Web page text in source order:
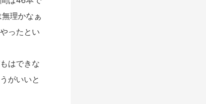
理かなぁ
ったとい
はできな
がいいと